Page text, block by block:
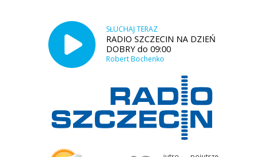
SŁUCHAJ TERAZ
RADIO SZCZECIN NA DZIEŃ
DOBRY do 09:00
Robert Bochenko